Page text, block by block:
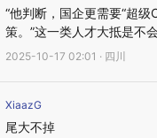
“他判断，国企更需要“超
策。”这一类人才大抵是不
2025-10-17 02:01 · 四川
XiaazG
尾大不掉